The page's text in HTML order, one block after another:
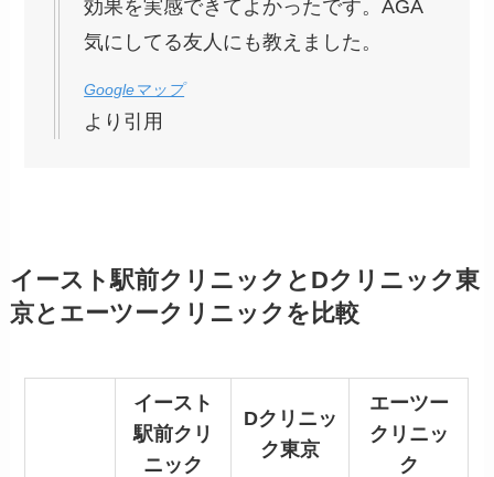
効果を実感できてよかったです。AGA
気にしてる友人にも教えました。
Googleマップ
より引用
イースト駅前クリニックとDクリニック東
京とエーツークリニックを比較
イースト
駅前クリ
ニック
Dクリニッ
ク東京
エーツー
クリニッ
ク